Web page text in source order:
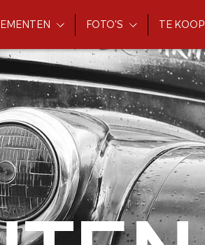
FOTO'S TE KOOP